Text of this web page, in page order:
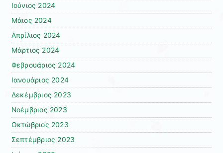
Ιούνιος 2024
Μάιος 2024
Απρίλιος 2024
Μάρτιος 2024
Φεβρουάριος 2024
Ιανουάριος 2024
Δεκέμβριος 2023
Νοέμβριος 2023
Οκτώβριος 2023
Σεπτέμβριος 2023